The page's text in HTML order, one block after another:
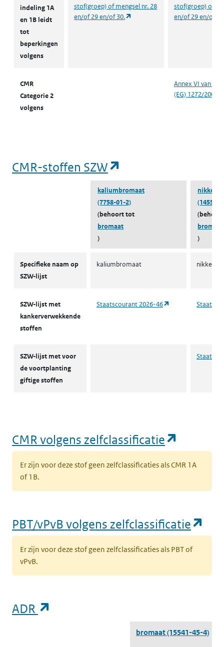
indeling 1A
en 1B leidt
tot
beperkingen
volgens
stof(groep) of mengsel nr. 28
en/of 29 en/of 30.
(opent in een nieuw tabblad)
stof(groep) of
en/of 29 en/of
CMR
Categorie 2
volgens
Annex VI van
(EG) 1272/2008
CMR-stoffen SZW
kaliumbromaat
(7758-01-2)
(behoort tot
bromaat
)
(14550-
bromaat
)
Specifieke naam op
SZW-lijst
kaliumbromaat
SZW-lijst met
kankerverwekkende
stoffen
Staatscourant 2026-46 (opent in een
SZW-lijst met voor
de voortplanting
giftige stoffen
CMR volgens zelfclassificatie
Er zijn voor deze stof geen zelfclassificaties als CMR 1A
of 1B.
PBT/vPvB volgens zelfclassificatie
Er zijn voor deze stof geen zelfclassificaties als PBT of
vPvB.
ADR
bromaat(15541-45-4)